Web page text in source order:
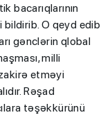
bacarıqlarının
bildirib. O qeyd edib
gənclərin qlobal
milli
etməyi
Rəşad
təşəkkürünü